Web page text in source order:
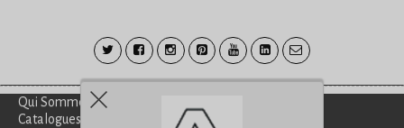
Qui Sommes-Nous?
Catalogues